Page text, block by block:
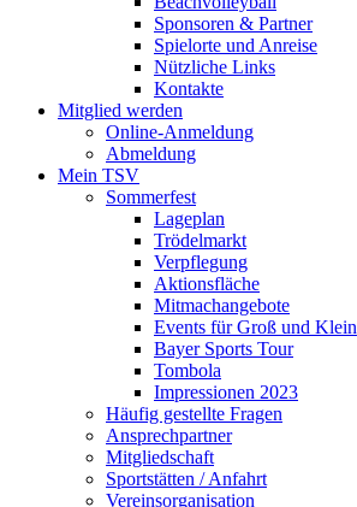
Sponsoren & Partner
Spielorte und Anreise
Nützliche Links
Kontakte
Mitglied werden
Online-Anmeldung
Abmeldung
Mein TSV
Sommerfest
Lageplan
Trödelmarkt
Verpflegung
Aktionsfläche
Mitmachangebote
Events für Groß und Klein
Bayer Sports Tour
Tombola
Impressionen 2023
Häufig gestellte Fragen
Ansprechpartner
Mitgliedschaft
Sportstätten / Anfahrt
Vereinsorganisation